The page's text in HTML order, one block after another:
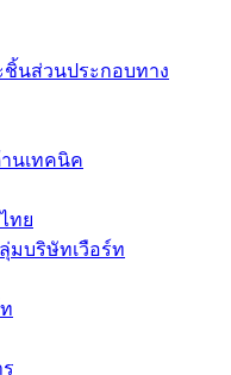
นส่วนประกอบทาง
นเทคนิค
ทย
มบริษัทเวือร์ท